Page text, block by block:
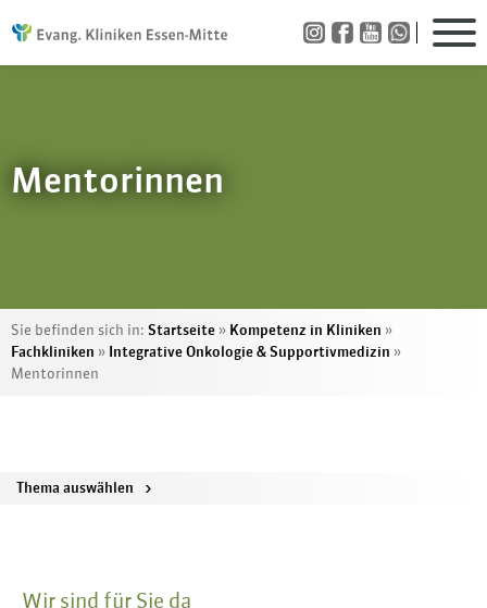
Mentorinnen
Sie befinden sich in: Startseite » Kompetenz in Kliniken »
Fachkliniken » Integrative Onkologie & Supportivmedizin »
Mentorinnen
Thema auswählen >
Wir sind für Sie da